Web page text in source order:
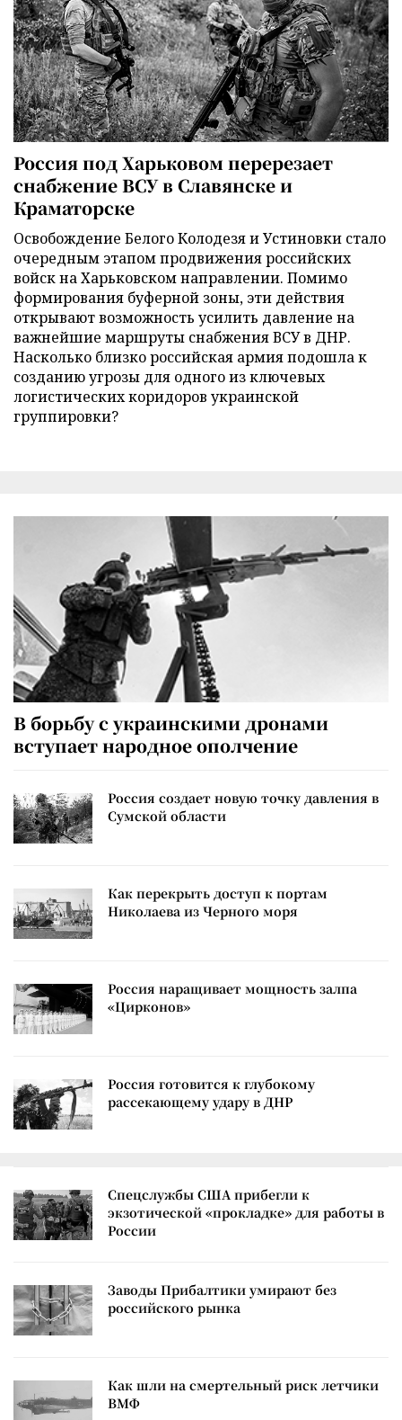
Россия под Харьковом перерезает
снабжение ВСУ в Славянске и
Краматорске
Освобождение Белого Колодезя и Устиновки стало
очередным этапом продвижения российских
войск на Харьковском направлении. Помимо
формирования буферной зоны, эти действия
открывают возможность усилить давление на
важнейшие маршруты снабжения ВСУ в ДНР.
Насколько близко российская армия подошла к
созданию угрозы для одного из ключевых
логистических коридоров украинской
группировки?
В борьбу с украинскими дронами
вступает народное ополчение
Россия создает новую точку давления в
Сумской области
Как перекрыть доступ к портам
Николаева из Черного моря
Россия наращивает мощность залпа
«Цирконов»
Россия готовится к глубокому
рассекающему удару в ДНР
Спецслужбы США прибегли к
экзотической «прокладке» для работы в
России
Заводы Прибалтики умирают без
российского рынка
Как шли на смертельный риск летчики
ВМФ